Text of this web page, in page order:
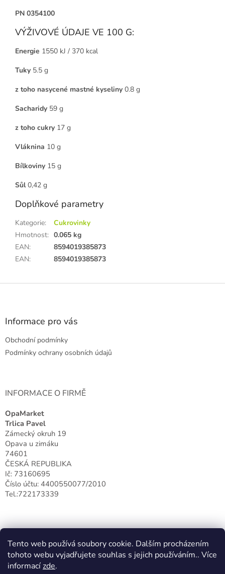
Tento web používá soubory cookie. Dalším procházením
tohoto webu vyjadřujete souhlas s jejich používáním.. Více
informacízde.
PN 0354100
VÝŽIVOVÉ ÚDAJE VE 100 G:
Energie 1550 kJ / 370 kcal
Tuky 5.5 g
z toho nasycené mastné kyseliny 0.8 g
Sacharidy 59 g
z toho cukry 17 g
Vláknina 10 g
Bílkoviny 15 g
Sůl 0,42 g
Doplňkové parametry
Kategorie:
Cukrovinky
Hmotnost: 0.065 kg
EAN:
8594019385873
EAN: 8594019385873
Z
Informace pro vás
Obchodní podmínky
Podmínky ochrany osobních údajů
INFORMACE O FIRMĚ
OpaMarket
Trlica Pavel
Zámecký okruh 19
Opava u zimáku
74601
ČESKÁ REPUBLIKA
Ič: 73160695
Číslo účtu: 4400550077/2010
Tel.:722173339